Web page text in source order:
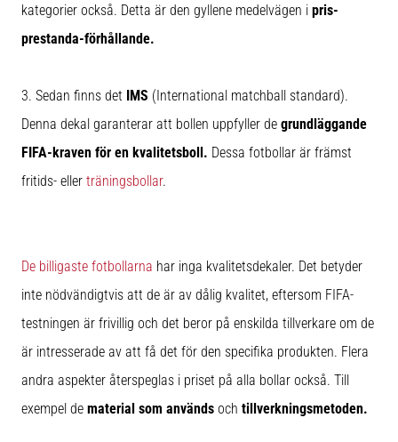
kategorier också. Detta är den gyllene medelvägen i pris-
prestanda-förhållande.
3. Sedan finns det IMS (International matchball standard).
Denna dekal garanterar att bollen uppfyller de grundläggande
FIFA-kraven för en kvalitetsboll. Dessa fotbollar är främst
fritids- eller träningsbollar.
De billigaste fotbollarna har inga kvalitetsdekaler. Det betyder
inte nödvändigtvis att de är av dålig kvalitet, eftersom FIFA-
testningen är frivillig och det beror på enskilda tillverkare om de
är intresserade av att få det för den specifika produkten. Flera
andra aspekter återspeglas i priset på alla bollar också. Till
exempel de material som används och tillverkningsmetoden.